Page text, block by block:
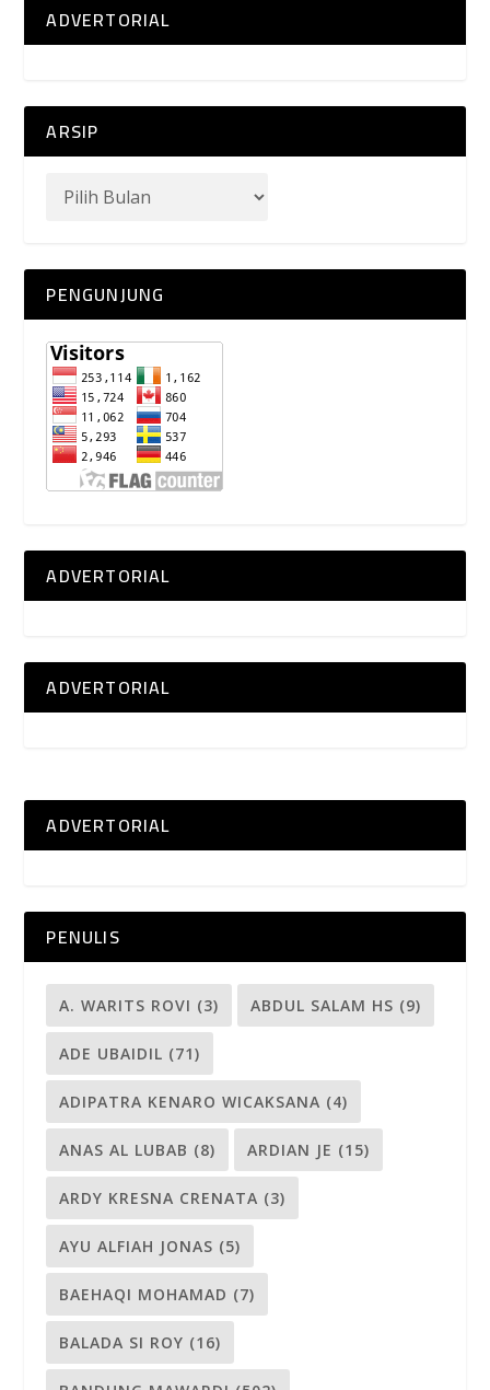
ADVERTORIAL
ARSIP
PENGUNJUNG
ADVERTORIAL
ADVERTORIAL
ADVERTORIAL
PENULIS
A. WARITS ROVI (3) ABDUL SALAM HS (9)
ADE UBAIDIL (71)
ADIPATRA KENARO WICAKSANA (4)
ANAS AL LUBAB (8) ARDIAN JE (15)
ARDY KRESNA CRENATA (3)
AYU ALFIAH JONAS (5)
BAEHAQI MOHAMAD (7)
BALADA SI ROY (16)